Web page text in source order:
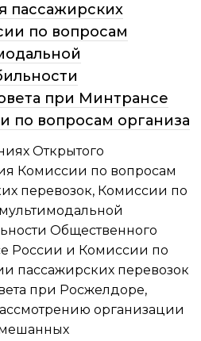
пассажирских
по вопросам
при Минтрансе
по вопросам организа
Открытого
Комиссии по вопросам
перевозок, Комиссии по
Общественного
России и Комиссии по
пассажирских перевозок
при Росжелдоре,
организации